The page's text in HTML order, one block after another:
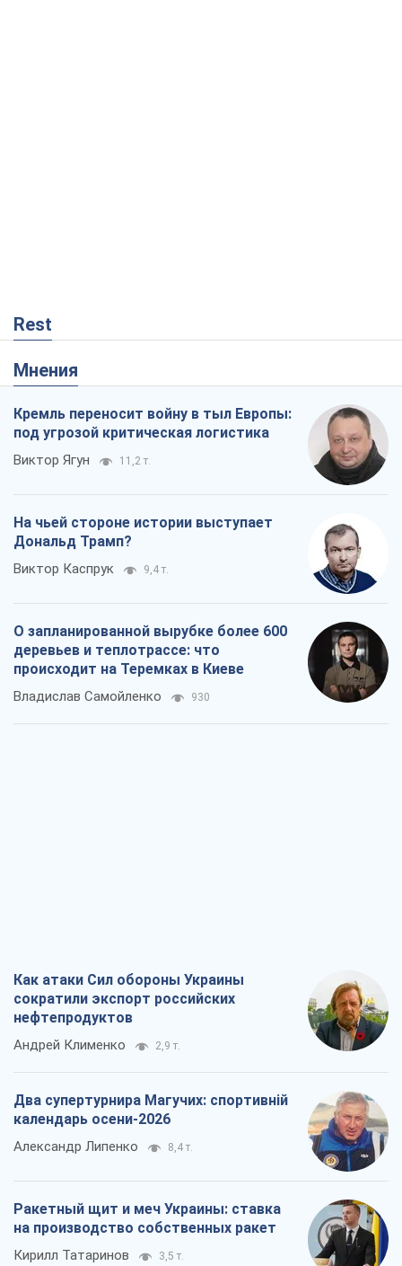
Rest
Мнения
Кремль переносит войну в тыл Европы:
под угрозой критическая логистика
Виктор Ягун 11,2 т.
На чьей стороне истории выступает
Дональд Трамп?
Виктор Каспрук 9,4 т.
О запланированной вырубке более 600
деревьев и теплотрассе: что
происходит на Теремках в Киеве
Владислав Самойленко 930
Как атаки Сил обороны Украины
сократили экспорт российских
нефтепродуктов
Андрей Клименко 2,9 т.
Два супертурнира Магучих: спортивній
календарь осени-2026
Александр Липенко 8,4 т.
Ракетный щит и меч Украины: ставка
на производство собственных ракет
Кирилл Татаринов 3,5 т.